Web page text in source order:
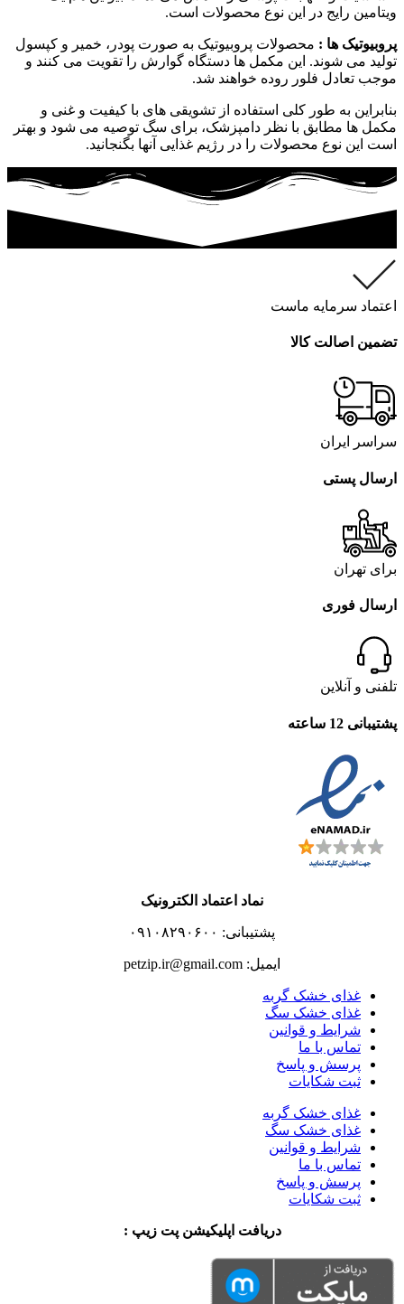
ویتامین رایج در این نوع محصولات است.
پروبیوتیک ها : محصولات پروبیوتیک به صورت پودر، خمیر و کپسول
تولید می شوند. این مکمل ها دستگاه گوارش را تقویت می کنند و
موجب تعادل فلور روده خواهند شد.
بنابراین به طور کلی استفاده از تشویقی های با کیفیت و غنی و
مکمل ها مطابق با نظر دامپزشک، برای سگ توصیه می شود و بهتر
است این نوع محصولات را در رژیم غذایی آنها بگنجانید.
اعتماد سرمایه ماست
تضمین اصالت کالا
سراسر ایران
ارسال پستی
برای تهران
ارسال فوری
تلفنی و آنلاین
پشتیبانی 12 ساعته
نماد اعتماد الکترونیک
پشتیبانی: ۰۹۱۰۸۲۹۰۶۰۰
ایمیل: petzip.ir@gmail.com
غذای خشک گربه
غذای خشک سگ
شرایط و قوانین
تماس با ما
پرسش و پاسخ
ثبت شکایات
غذای خشک گربه
غذای خشک سگ
شرایط و قوانین
تماس با ما
پرسش و پاسخ
ثبت شکایات
دریافت اپلیکیشن پت زیپ :